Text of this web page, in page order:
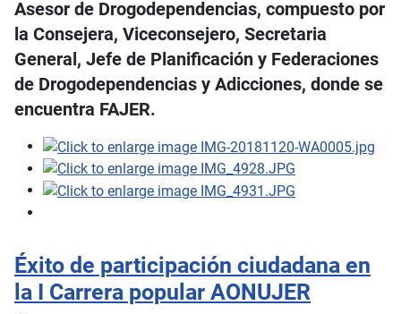
Asesor de Drogodependencias, compuesto por
la Consejera, Viceconsejero, Secretaria
General, Jefe de Planificación y Federaciones
de Drogodependencias y Adicciones, donde se
encuentra FAJER.
Éxito de participación ciudadana en
la I Carrera popular AONUJER